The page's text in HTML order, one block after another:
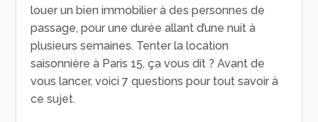
louer un bien immobilier à des personnes de
passage, pour une durée allant d’une nuit à
plusieurs semaines. Tenter la location
saisonnière à Paris 15, ça vous dit ? Avant de
vous lancer, voici 7 questions pour tout savoir à
ce sujet.